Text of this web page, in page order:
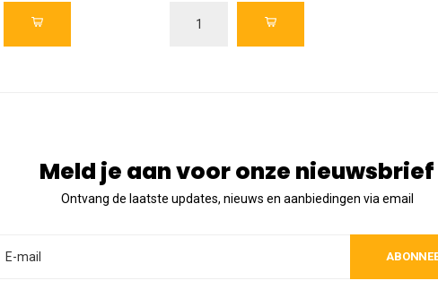
Meld je aan voor onze nieuwsbrief
Ontvang de laatste updates, nieuws en aanbiedingen via email